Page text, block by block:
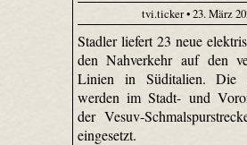
tvi.ticker • 23. März
Stadler liefert 23 neue
den Nahverkehr auf den
Linien in Süditalien. Die
werden im Stadt- und
der Vesuv-
eingesetzt.